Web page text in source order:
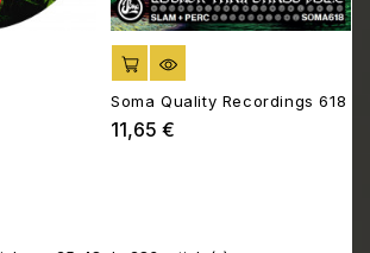
PANIER AJOUTER AU PANIER
Soma Quality Recordings 618
11,65 €